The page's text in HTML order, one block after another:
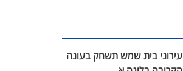
עירוני בית שמש תשחק בעונה